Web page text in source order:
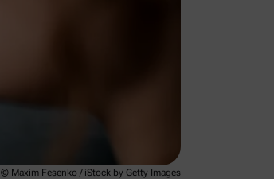
© Maxim Fesenko / iStock by Getty Images